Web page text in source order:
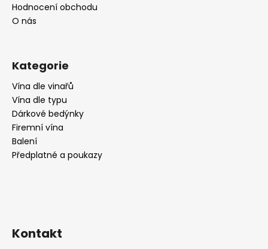
Hodnocení obchodu
O nás
Kategorie
Vína dle vinařů
Vína dle typu
Dárkové bedýnky
Firemní vína
Balení
Předplatné a poukazy
Kontakt